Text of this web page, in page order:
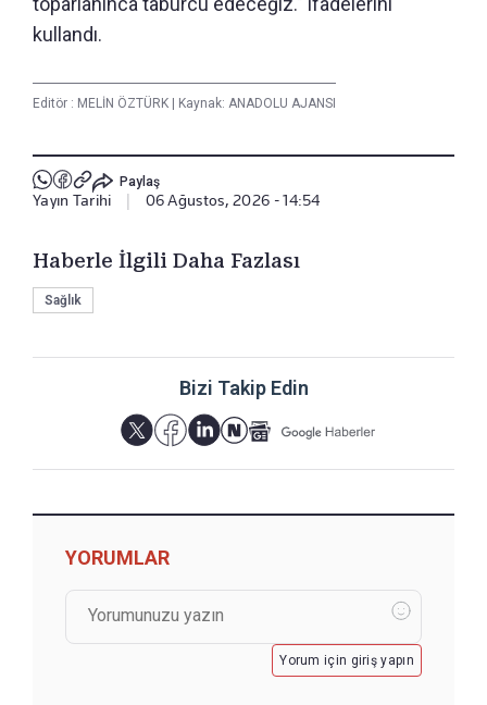
kullandı.
Editör : MELİN ÖZTÜRK Kaynak: ANADOLU AJANSI
Paylaş
Yayın Tarihi 06 Ağustos, 2026 - 14:54
Haberle İlgili Daha Fazlası
Sağlık
Bizi Takip Edin
YORUMLAR
Yorum için giriş yapın